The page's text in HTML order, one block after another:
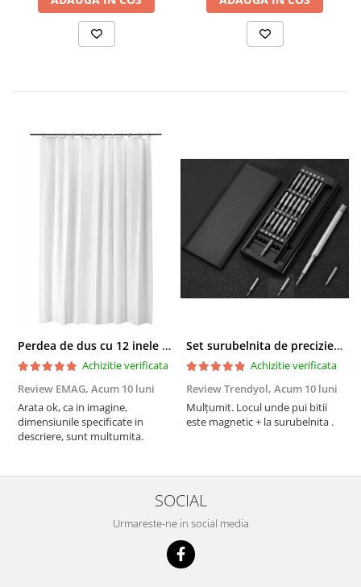
Perdea de dus cu 12 inele plastic incluse, 200x180 cm, alba
Achizitie verificata
Review EMAG, Acum 10 luni
Arata ok, ca in imagine,
dimensiunile specificate in
descriere, sunt multumita.
Set surubelnita de precizie cu 24 de capete, cutie glisanta
Achizitie verificata
Review Trendyol, Acum 10 luni
Mulțumit. Locul unde pui bitii
este magnetic + la surubelnita .
SOCIAL
Urmareste-ne in social media